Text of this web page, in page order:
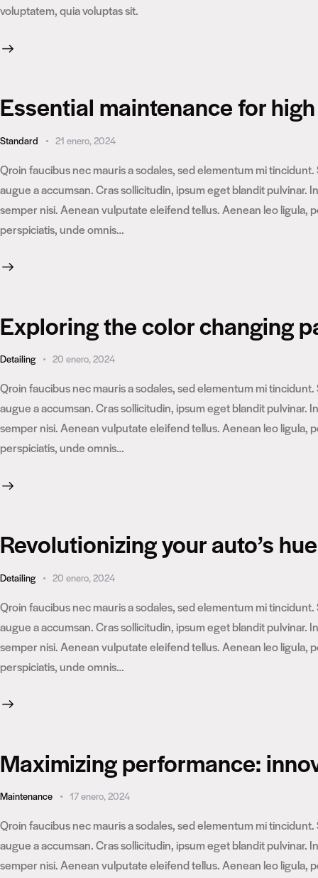
voluptatem, quia voluptas sit.
Essential maintenance for
Standard 21 enero, 2024
Qroin faucibus nec mauris a sodales, sed elementum mi
augue a accumsan. Cras sollicitudin, ipsum eget blandit
semper nisi. Aenean vulputate eleifend tellus. Aenean leo ligula,
perspiciatis, unde omnis…
Exploring the color changing
Detailing 20 enero, 2024
Qroin faucibus nec mauris a sodales, sed elementum mi
augue a accumsan. Cras sollicitudin, ipsum eget blandit
semper nisi. Aenean vulputate eleifend tellus. Aenean leo ligula,
perspiciatis, unde omnis…
Revolutionizing your auto’s
Detailing 20 enero, 2024
Qroin faucibus nec mauris a sodales, sed elementum mi
augue a accumsan. Cras sollicitudin, ipsum eget blandit
semper nisi. Aenean vulputate eleifend tellus. Aenean leo ligula,
perspiciatis, unde omnis…
Maximizing performance:
Maintenance 17 enero, 2024
Qroin faucibus nec mauris a sodales, sed elementum mi
augue a accumsan. Cras sollicitudin, ipsum eget blandit
semper nisi. Aenean vulputate eleifend tellus. Aenean leo ligula,